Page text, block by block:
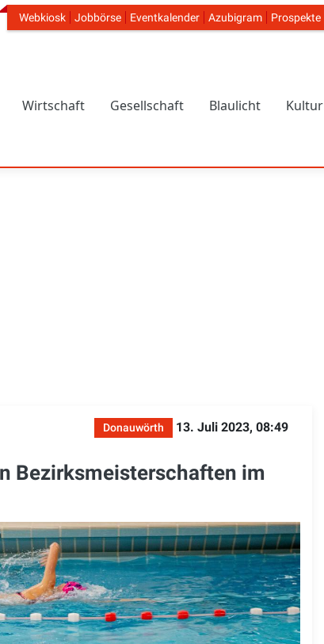
Header Navigation
Webkiosk Jobbörse Eventkalender Azubigram Prospekte
Wirtschaft Gesellschaft Blaulicht Kultur
Donauwörth
13. Juli 2023, 08:49
Bezirksmeisterschaften im